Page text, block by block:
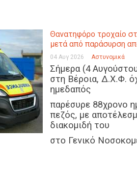
Θανατηφόρο τροχαίο
μετά από παράσυρση
04 Αυγ 2026 Αστυνομικά
Σήμερα (4
στη Βέροια, Δ.Χ.Φ.
ημεδαπός
παρέσυρε 88χρονο
πεζός, με
διακομιδή του
στο Γενικό